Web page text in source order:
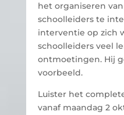
het organiseren
schoolleiders te
interventie op zich
schoolleiders veel
ontmoetingen. Hij
voorbeeld.
Luister het
vanaf maandag 2